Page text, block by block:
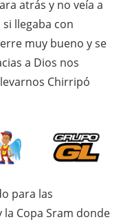
atrás y no veía a
llegaba con
muy bueno y se
a Dios nos
Chirripó
para las
Copa Sram donde